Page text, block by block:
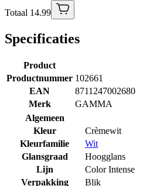
Totaal 14.99
Specificaties
Product
Productnummer 102661
EAN
8711247002680
Merk
GAMMA
Algemeen
Kleur
Crèmewit
Kleurfamilie
Wit
Glansgraad
Hoogglans
Lijn
Color Intense
Verpakking
Blik